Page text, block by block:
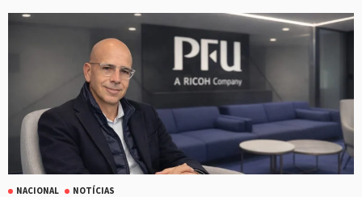
NACIONAL NOTÍCIAS